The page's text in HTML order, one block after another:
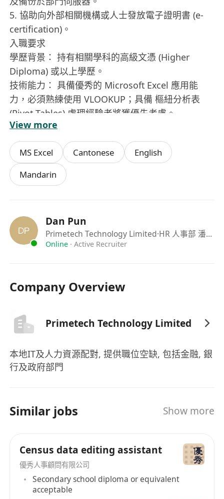
5. 協助向外部相關機構或人士發放電子證明書 (e-
certification)。
入職要求
學歷背景： 持有相關學科的高級文憑 (Higher
Diploma) 或以上學歷。
技術能力： 具備優秀的 Microsoft Excel 應用能
力，必須熟練使用 VLOOKUP；具備 樞紐分析表
(Pivot Tables) 處理經驗者將獲優先考慮。
抗壓能力： 能在節奏明快、高工作量的環境下維持
專業表現，具備良好的心理素質。
工作時間
工作日： 星期一至五，09:00 – 18:00
休息日： 星期六、星期日及公眾假期休息
View more
MS Excel Cantonese
English
Mandarin
Dan Pun
Primetech Technology Limited·HR 人事部 潘先生
Online· Active Recruiter
Company Overview
Primetech Technology Limited
本地IT及人力資源配對, 提供職位空缺, 包括金融, 銀
行及政府部門
Similar jobs Show more
Census data editing assistant
優秀人事顧問有限公司
Secondary school diploma or equivalent
acceptable